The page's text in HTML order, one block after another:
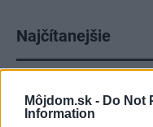
Môjdom.sk - Do Not
Information
Najčítanejšie
Deti odrástli,
seba. V novom
návštevy vnúčat